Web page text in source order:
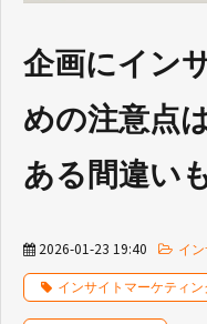
企画にイン
めの注意点
ある間違い
2026-01-23 19:40 イン
インサイトマーケティン